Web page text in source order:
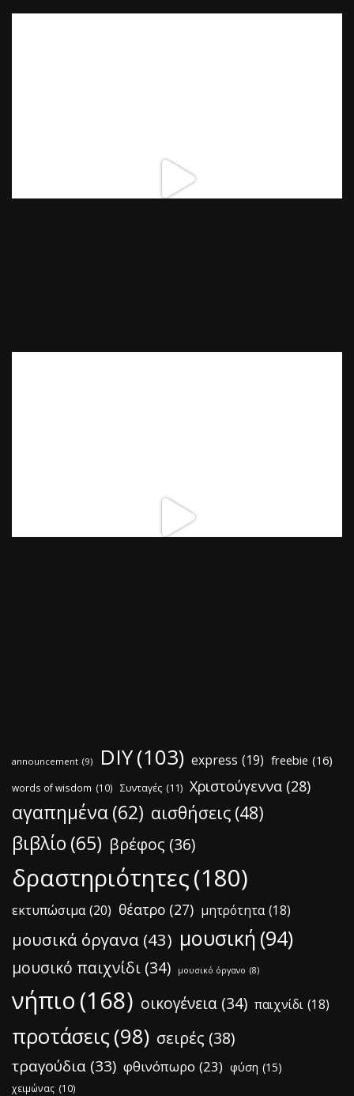
announcement (9) DIY(103) express (19) freebie (16)
words of wisdom (10) Συνταγές (11) Χριστούγεννα (28)
αγαπημένα(62) αισθήσεις (48)
βιβλίο (65) βρέφος (36)
δραστηριότητες(180)
εκτυπώσιμα (20) θέατρο (27) μητρότητα (18)
μουσικά όργανα (43) μουσική (94)
μουσικό παιχνίδι (34) μουσικό όργανο (8)
νήπιο (168) οικογένεια (34) παιχνίδι (18)
προτάσεις (98) σειρές (38)
τραγούδια (33) φθινόπωρο (23) φύση (15)
χειμώνας (10)